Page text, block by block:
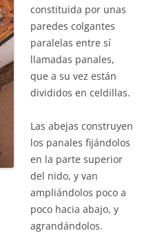
constituida por unas
paredes colgantes
paralelas entre sí
llamadas panales,
que a su vez están
divididos en celdillas.
Las abejas construyen
los panales fijándolos
en la parte superior
del nido, y van
ampliándolos poco a
poco hacia abajo, y
agrandándolos.